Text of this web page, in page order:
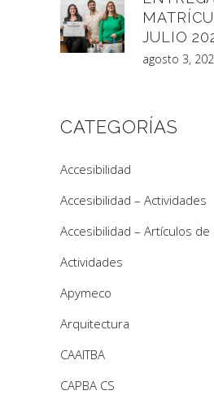
JULIO
agosto 3,
CATEGORÍAS
Accesibilidad
Accesibilidad – Actividades
Accesibilidad – Artículos de
Actividades
Apymeco
Arquitectura
CAAITBA
CAPBA CS